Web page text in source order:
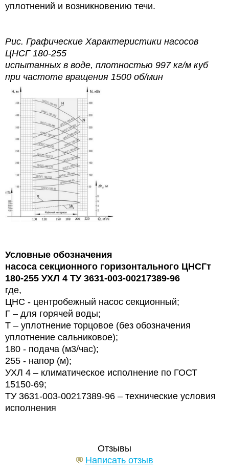
уплотнений и возникновению течи.
Рис. Графические Характеристики насосов
ЦНСГ 180-255
испытанных в воде, плотностью 997 кг/м куб
при частоте вращения 1500 об/мин
Условные обозначения
насоса секционного горизонтального ЦНСГт
180-255 УХЛ 4 ТУ 3631-003-00217389-96
где,
ЦНС - центробежный насос секционный;
Г – для горячей воды;
Т – уплотнение торцовое (без обозначения
уплотнение сальниковое);
180 - подача (м3/час);
255 - напор (м);
УХЛ 4 – климатическое исполнение по ГОСТ
15150-69;
ТУ 3631-003-00217389-96 – технические условия
исполнения
Отзывы
Написать отзыв